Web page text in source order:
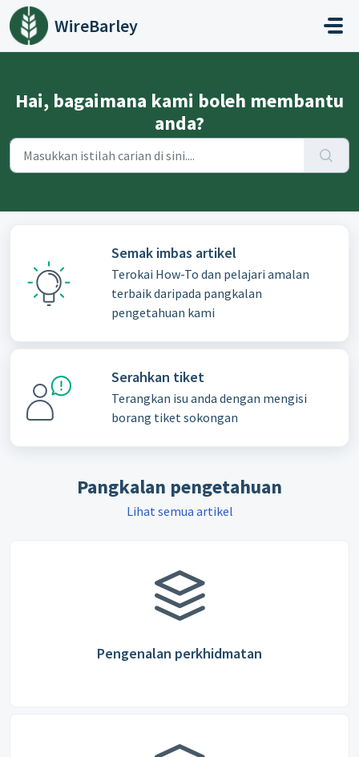
Langkau ke kandungan utama
WireBarley
Hai, bagaimana kami boleh membantu
anda?
Semak imbas artikel
Terokai How-To dan pelajari amalan
terbaik daripada pangkalan
pengetahuan kami
Serahkan tiket
Terangkan isu anda dengan mengisi
borang tiket sokongan
Pangkalan pengetahuan
Lihat semua artikel
Pengenalan perkhidmatan